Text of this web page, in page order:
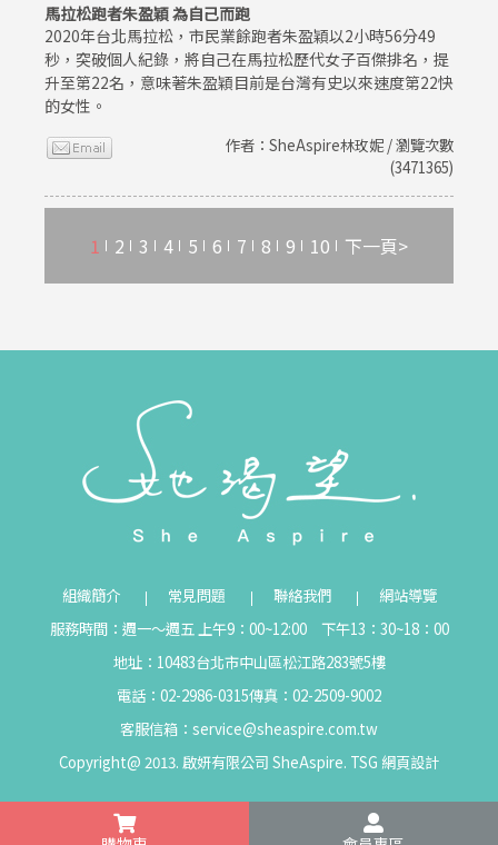
馬拉松跑者朱盈穎 為自己而跑
2020年台北馬拉松，市民業餘跑者朱盈穎以2小時56分49
秒，突破個人紀錄，將自己在馬拉松歷代女子百傑排名，提
升至第22名，意味著朱盈穎目前是台灣有史以來速度第22快
的女性。
作者：SheAspire林玫妮 / 瀏覽次數
(3471365)
1 2 3 4 5 6 7 8 9 10 下一頁>
組織簡介 常見問題 聯絡我們
網站導覽
服務時間：週一～週五 上午9：00~12:00 下午13：30~18：00
地址：10483台北市中山區松江路283號5樓
電話：02-2986-0315傳真：02-2509-9002
客服信箱： service@sheaspire.com.tw
Copyright@ 2013. 啟妍有限公司 SheAspire. TSG 網頁設計